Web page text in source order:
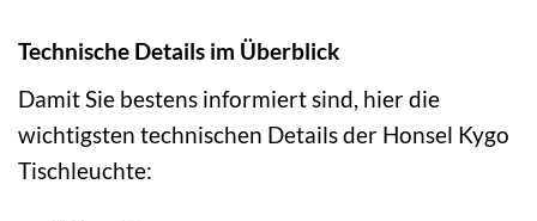
Technische Details im Überblick
Damit Sie bestens informiert sind, hier die
wichtigsten technischen Details der Honsel Kygo
Tischleuchte: